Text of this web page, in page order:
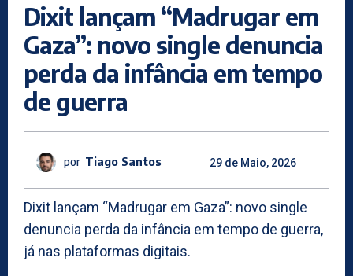
Dixit lançam “Madrugar em
Gaza”: novo single denuncia
perda da infância em tempo
de guerra
por Tiago Santos 29 de Maio, 2026
Dixit lançam “Madrugar em Gaza”: novo single
denuncia perda da infância em tempo de guerra,
já nas plataformas digitais.